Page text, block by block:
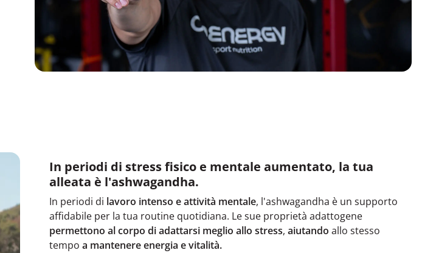
In periodi di stress fisico e mentale aumentato, la tua
alleata è l'ashwagandha.
In periodi di lavoro intenso e attività mentale, l'ashwagandha è un supporto
affidabile per la tua routine quotidiana. Le sue proprietà adattogene
permettono al corpo di adattarsi meglio allo stress, aiutando allo stesso
tempo a mantenere energia e vitalità.